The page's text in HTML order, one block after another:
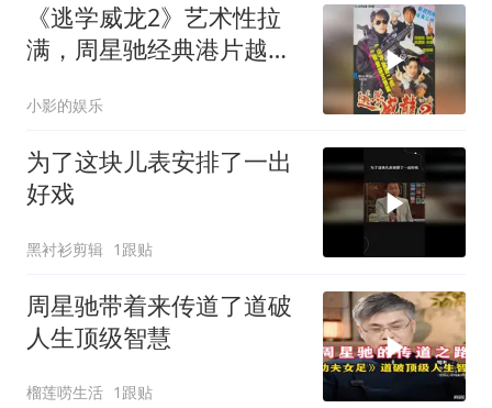
《逃学威龙2》艺术性拉
满，周星驰经典港片越品
小影的娱乐
为了这块儿表安排了一出
好戏
黑衬衫剪辑 1跟贴
周星驰带着来传道了道破
人生顶级智慧
榴莲唠生活 1跟贴